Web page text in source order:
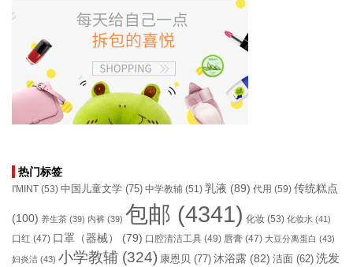
热门标签
I'MINT (53) 中国儿童文学 (75) 中学教辅 (51) 乳液 (89) 代用 (59) 传统糕点
(100) 养生茶 (39) 内裤 (39) 包邮 (4341) 化妆 (53) 化妆水 (41)
口红 (47) 口罩（器械） (79) 口腔清洁工具 (49) 唇膏 (47) 大豆分离蛋白 (43)
妇炎洁 (43) 小学教辅 (324) 康恩贝 (77) 沐浴露 (82) 洁面 (62) 洗发